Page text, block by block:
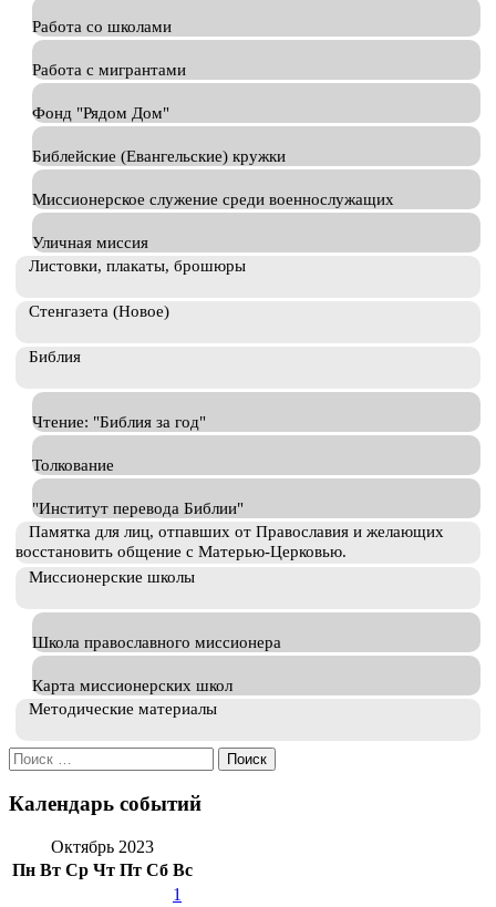
Работа со школами
Работа с мигрантами
Фонд "Рядом Дом"
Библейские (Евангельские) кружки
Миссионерское служение среди военнослужащих
Уличная миссия
Листовки, плакаты, брошюры
Стенгазета (Новое)
Библия
Чтение: "Библия за год"
Толкование
"Институт перевода Библии"
Памятка для лиц, отпавших от Православия и желающих
восстановить общение с Матерью-Церковью.
Миссионерские школы
Школа православного миссионера
Карта миссионерских школ
Методические материалы
Искать:
Календарь событий
Октябрь 2023
Пн Вт Ср Чт Пт Сб Вс
1